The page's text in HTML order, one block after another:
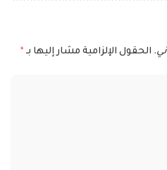
الحقول الإلزامية مشار إليها بـ *